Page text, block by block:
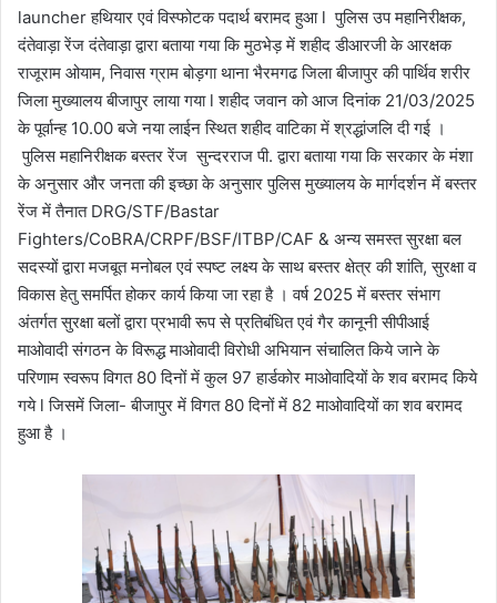
launcher हथियार एवं विस्फोटक पदार्थ बरामद हुआ l पुलिस उप महानिरीक्षक,
दंतेवाड़ा रेंज दंतेवाड़ा द्वारा बताया गया कि मुठभेड़ में शहीद डीआरजी के आरक्षक
राजूराम ओयाम, निवास ग्राम बोड़गा थाना भैरमगढ जिला बीजापुर की पार्थिव शरीर
जिला मुख्यालय बीजापुर लाया गया l शहीद जवान को आज दिनांक 21/03/2025
के पूर्वान्ह 10.00 बजे नया लाईन स्थित शहीद वाटिका में श्रद्धांजलि दी गई ।
पुलिस महानिरीक्षक बस्तर रेंज सुन्दरराज पी. द्वारा बताया गया कि सरकार के मंशा
के अनुसार और जनता की इच्छा के अनुसार पुलिस मुख्यालय के मार्गदर्शन में बस्तर
रेंज में तैनात DRG/STF/Bastar
Fighters/CoBRA/CRPF/BSF/ITBP/CAF & अन्य समस्त सुरक्षा बल
सदस्यों द्वारा मजबूत मनोबल एवं स्पष्ट लक्ष्य के साथ बस्तर क्षेत्र की शांति, सुरक्षा व
विकास हेतु समर्पित होकर कार्य किया जा रहा है । वर्ष 2025 में बस्तर संभाग
अंतर्गत सुरक्षा बलों द्वारा प्रभावी रूप से प्रतिबंधित एवं गैर कानूनी सीपीआई
माओवादी संगठन के विरूद्ध माओवादी विरोधी अभियान संचालित किये जाने के
परिणाम स्वरूप विगत 80 दिनों में कुल 97 हार्डकोर माओवादियों के शव बरामद किये
गये l जिसमें जिला- बीजापुर में विगत 80 दिनों में 82 माओवादियों का शव बरामद
हुआ है ।